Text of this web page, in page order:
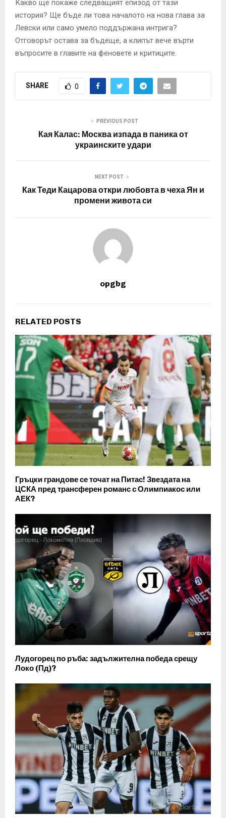
Какво ще покаже следващият епизод от тази
история? Ще бъде ли това началото на нова глава за
Левски или само умело поддържана интрига?
Отговорът остава за бъдеще, а клипът вече върти
въпросите в главите на феновете и критиците.
SHARE 0
PREVIOUS POST
Кая Калас: Москва изпада в паника от
украинските удари
NEXT POST
Как Теди Кацарова откри любовта в чеха Ян и
промени живота си
opgbg
RELATED POSTS
Гръцки грандове се точат на Питас! Звездата на
ЦСКА пред трансферен романс с Олимпиакос или
АЕК?
Лудогорец по ръба: задължителна победа срещу
Локо (Пд)?